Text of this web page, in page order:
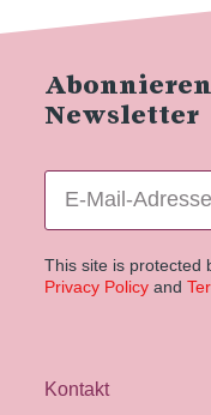
Newsletter
This site is protected
Privacy Policyand
Kontakt